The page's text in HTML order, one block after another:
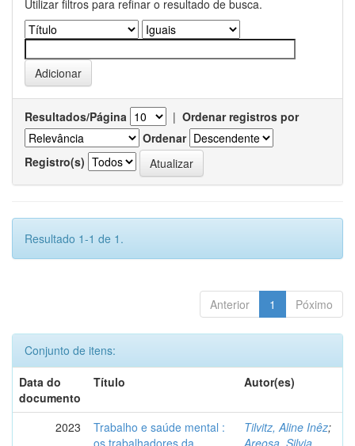
Utilizar filtros para refinar o resultado de busca.
Resultados/Página | Ordenar registros por
Ordenar
Registro(s)
Resultado 1-1 de 1.
Anterior 1 Póximo
Conjunto de itens:
Data do
documento
Título Autor(es)
2023
Trabalho e saúde mental :
os trabalhadores da
Tilvitz, Aline Inêz;
Areosa, Silvia